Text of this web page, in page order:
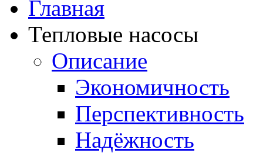
Главная
Тепловые насосы
Описание
Экономичность
Перспективность
Надёжность